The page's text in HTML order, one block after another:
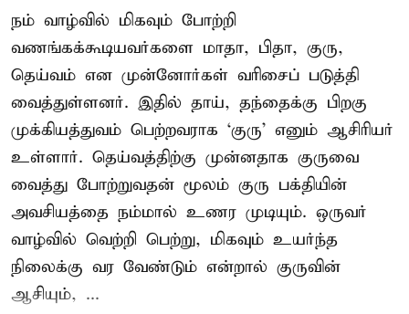
நம் வாழ்வில் மிகவும் போற்றி
வணங்கக்கூடியவர்களை மாதா, பிதா, குரு,
தெய்வம் என முன்னோர்கள் வரிசைப் படுத்தி
வைத்துள்ளனர். இதில் தாய், தந்தைக்கு பிறகு
முக்கியத்துவம் பெற்றவராக ‘குரு’ எனும் ஆசிரியர்
உள்ளார். தெய்வத்திற்கு முன்னதாக குருவை
வைத்து போற்றுவதன் மூலம் குரு பக்தியின்
அவசியத்தை நம்மால் உணர முடியும். ஒருவர்
வாழ்வில் வெற்றி பெற்று, மிகவும் உயர்ந்த
நிலைக்கு வர வேண்டும் என்றால் குருவின்
ஆசியும், ...